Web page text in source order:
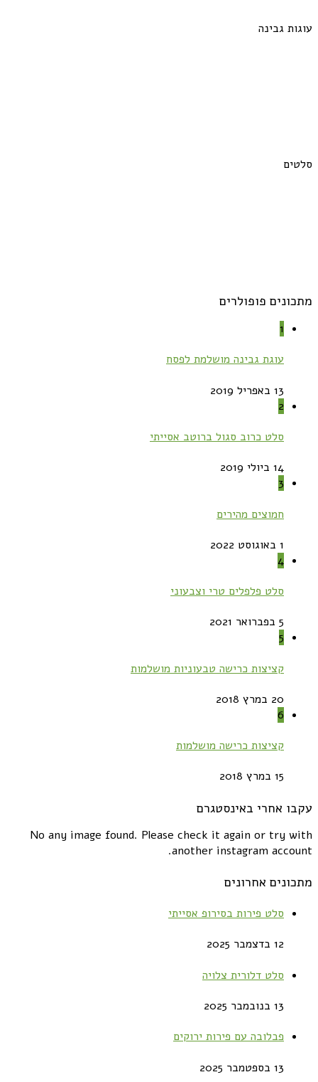
עוגות גבינה
סלטים
מתכונים פופולרים
1
עוגת גבינה מושלמת לפסח
13 באפריל 2019
2
סלט כרוב סגול ברוטב אסייתי
14 ביולי 2019
3
חמוצים מהירים
1 באוגוסט 2022
4
סלט פלפלים טרי וצבעוני
5 בפברואר 2021
5
קציצות כרישה טבעוניות מושלמות
20 במרץ 2018
6
קציצות כרישה מושלמות
15 במרץ 2018
עקבו אחרי באינסטגרם
No any image found. Please check it again or try with
another instagram account.
מתכונים אחרונים
סלט פירות בסירופ אסייתי
12 בדצמבר 2025
סלט דלורית צלויה
13 בנובמבר 2025
פבלובה עם פירות ירוקים
13 בספטמבר 2025